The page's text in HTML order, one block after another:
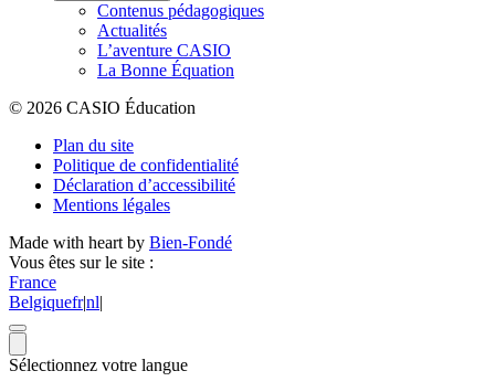
Contenus pédagogiques
Actualités
L’aventure CASIO
La Bonne Équation
© 2026 CASIO Éducation
Plan du site
Politique de confidentialité
Déclaration d’accessibilité
Mentions légales
Made with heart by Bien-Fondé
Vous êtes sur le site :
France
Belgiquefr|nl|
Sélectionnez votre langue